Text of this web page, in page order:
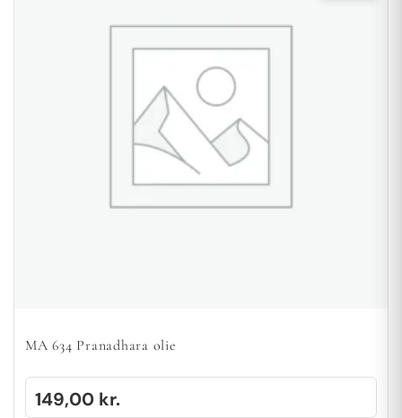
MA 634 Pranadhara olie
149,00 kr.